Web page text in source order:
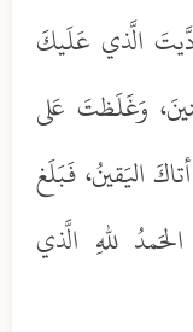
الَّذي عَلَيكَ
وَغَلَظتَ عَلى
اليَقينُ، فَبَلَغ
للهِ الَّذي